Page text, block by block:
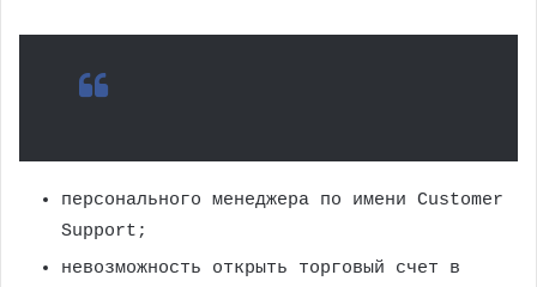
персонального менеджера по имени Customer
Support;
невозможность открыть торговый счет в